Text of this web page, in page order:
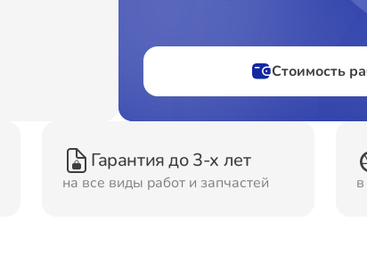
Стоимость
Гарантия до 3-х лет
на все виды работ и запчастей
Ремонт Кондиционеров
Ремонт Стиральных